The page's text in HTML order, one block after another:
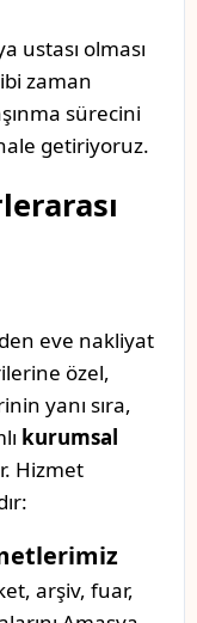
ustası olması
zaman
sürecini
getiriyoruz.
eve nakliyat
özel,
yanı sıra,
kurumsal
Hizmet
arşiv, fuar,